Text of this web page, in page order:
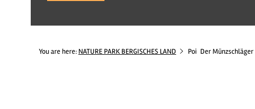
You are here: NATURE PARK BERGISCHES LAND Poi Der Münzschläger